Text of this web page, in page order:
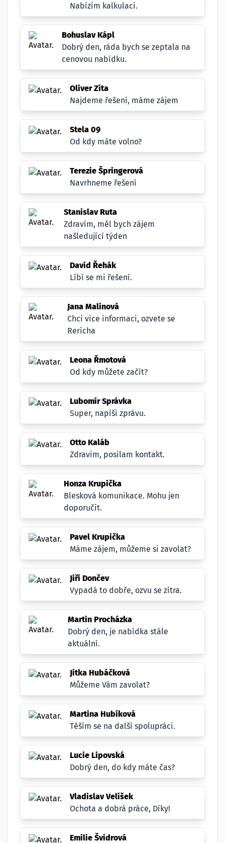
Nabízím kalkulaci.
Bohuslav Kápl
Dobrý den, ráda bych se zeptala na
cenovou nabídku.
Oliver Zíta
Najdeme řešení, máme zájem
Stela 09
Od kdy máte volno?
Terezie Špringerová
Navrhneme řešení
Stanislav Ruta
Zdravím, měl bych zájem
našledující týden
David Řehák
Líbí se mi řešení.
Jana Malinová
Chci vice informaci, ozvete se
Rericha
Leona Řmotová
Od kdy můžete začít?
Lubomír Správka
Super, napíši zprávu.
Otto Kaláb
Zdravim, posilam kontakt.
Honza Krupička
Blesková komunikace. Mohu jen
doporučit.
Pavel Krupička
Máme zájem, můžeme si zavolat?
Jiří Dončev
Vypadá to dobře, ozvu se zítra.
Martin Procházka
Dobrý den, je nabídka stále
aktuální.
Jitka Hubáčková
Můžeme Vám zavolat?
Martina Hubíková
Těším se na další spolupráci.
Lucie Lipovská
Dobrý den, do kdy máte čas?
Vladislav Velíšek
Ochota a dobrá práce, Díky!
Emilie Švidrová